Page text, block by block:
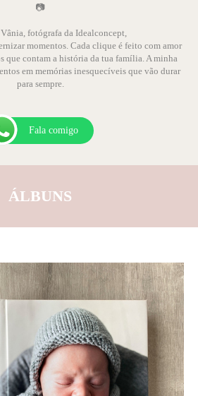
📷
fotógrafa da Idealconcept,
momentos. Cada clique é feito com amor
que contam a história da tua família. A minha
em memórias inesquecíveis que vão durar
para sempre.
Fala comigo
ÁLBUNS